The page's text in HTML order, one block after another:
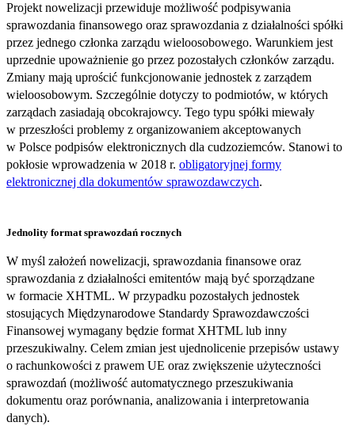
Projekt nowelizacji przewiduje możliwość podpisywania
sprawozdania finansowego oraz sprawozdania z działalności spółki
przez jednego członka zarządu wieloosobowego. Warunkiem jest
uprzednie upoważnienie go przez pozostałych członków zarządu.
Zmiany mają uprościć funkcjonowanie jednostek z zarządem
wieloosobowym. Szczególnie dotyczy to podmiotów, w których
zarządach zasiadają obcokrajowcy. Tego typu spółki miewały
w przeszłości problemy z organizowaniem akceptowanych
w Polsce podpisów elektronicznych dla cudzoziemców. Stanowi to
pokłosie wprowadzenia w 2018 r. obligatoryjnej formy
elektronicznej dla dokumentów sprawozdawczych.
Jednolity format sprawozdań rocznych
W myśl założeń nowelizacji, sprawozdania finansowe oraz
sprawozdania z działalności emitentów mają być sporządzane
w formacie XHTML. W przypadku pozostałych jednostek
stosujących Międzynarodowe Standardy Sprawozdawczości
Finansowej wymagany będzie format XHTML lub inny
przeszukiwalny. Celem zmian jest ujednolicenie przepisów ustawy
o rachunkowości z prawem UE oraz zwiększenie użyteczności
sprawozdań (możliwość automatycznego przeszukiwania
dokumentu oraz porównania, analizowania i interpretowania
danych).